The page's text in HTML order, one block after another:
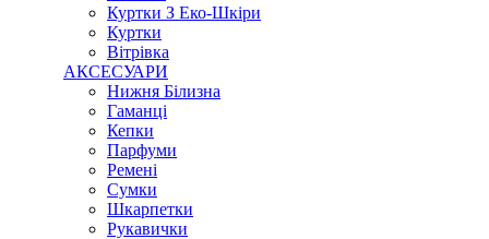
Куртки З Еко-Шкіри
Куртки
Вітрівка
АКСЕСУАРИ
Нижня Білизна
Гаманці
Кепки
Парфуми
Ремені
Сумки
Шкарпетки
Рукавички